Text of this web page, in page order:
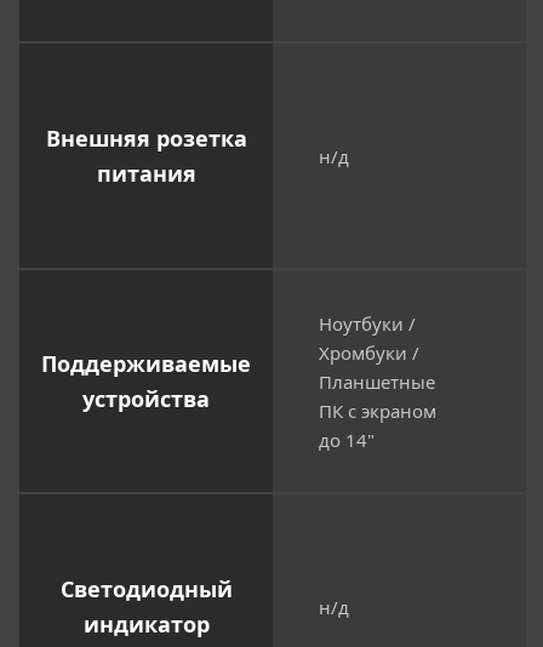
Внешняя розетка
питания
н/д
Поддерживаемые
устройства
Ноутбуки /
Хромбуки /
Планшетные
ПК с экраном
до 14"
Светодиодный
индикатор
н/д